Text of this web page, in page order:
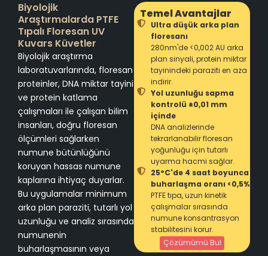
Biyolojik
Araştırmalarda PTFE
Tıpalı Floresan UV
Kuvars Küvetler
Biyolojik araştırma
laboratuvarlarında, floresan
proteinler, DNA miktar tayini
ve protein katlama
çalışmaları ile çalışan bilim
insanları, doğru floresan
ölçümleri sağlarken
numune bütünlüğünü
koruyan hassas numune
kaplarına ihtiyaç duyarlar.
Bu uygulamalar minimum
arka plan paraziti, tutarlı yol
uzunluğu ve analiz sırasında
numunenin
buharlaşmasının veya
Temel Avantajlar
Ultra düşük arka plan
floresanı
280nm'de <0,002 AU arka
plan sinyali, protein miktar
tayinindeki paraziti en aza
indirir.
Yol uzunluğu sapma
kontrolü ±0,01 mm
içinde
DNA analizlerinde
tekrarlanabilir floresan
yoğunluğu için tutarlı
uyarma hacmi sağlar.
25°C'de 4 saat boyunca
buharlaşma oranı <0,5%
PTFE tıpa, uzun kinetik
çalışmalar sırasında
numune konsantrasyon
stabilitesini korur.
Çözümümü Bul